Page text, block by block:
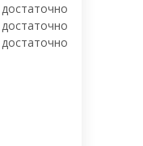
достаточно
достаточно
достаточно